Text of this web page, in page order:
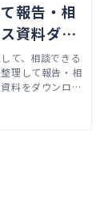
報告・相
資料ダウ
て、相談できる
理して報告・相
料をダウンロー